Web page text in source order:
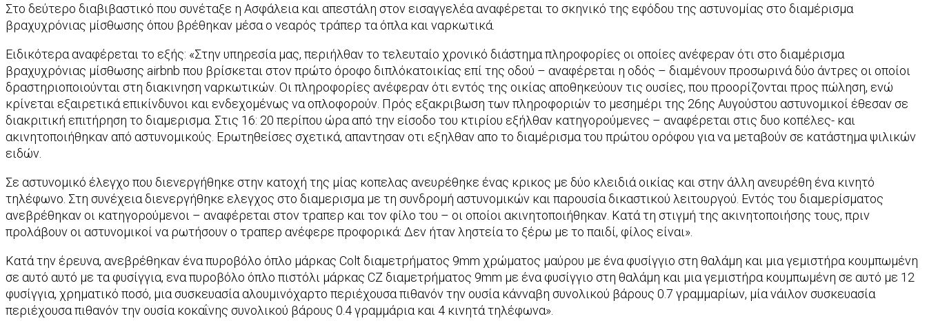
Στο δεύτερο διαβιβαστικό που συνέταξε η Ασφάλεια και απεστάλη στον εισαγγελέα αναφέρεται το σκηνικό της εφόδου της αστυνομίας στο διαμέρισμα
βραχυχρόνιας μίσθωσης όπου βρέθηκαν μέσα ο νεαρός τράπερ τα όπλα και ναρκωτικά.
Ειδικότερα αναφέρεται το εξής: «Στην υπηρεσία μας, περιήλθαν το τελευταίο χρονικό διάστημα πληροφορίες οι οποίες ανέφεραν ότι στο διαμέρισμα
βραχυχρόνιας μίσθωσης airbnb που βρίσκεται στον πρώτο όροφο διπλόκατοικίας επί της οδού – αναφέρεται η οδός – διαμένουν προσωρινά δύο άντρες οι οποίοι
δραστηριοποιούνται στη διακινηση ναρκωτικών. Οι πληροφορίες ανέφεραν ότι εντός της οικίας αποθηκεύουν τις ουσίες, που προορίζονται προς πώληση, ενώ
κρίνεται εξαιρετικά επικίνδυνοι και ενδεχομένως να οπλοφορούν. Πρός εξακριβωση των πληροφοριών το μεσημέρι της 26ης Αυγούστου αστυνομικοί έθεσαν σε
διακριτική επιτήρηση το διαμερισμα. Στις 16: 20 περίπου ώρα από την είσοδο του κτιρίου εξήλθαν κατηγορούμενες – αναφέρεται στις δυο κοπέλες- και
ακινητοποιήθηκαν από αστυνομικούς. Ερωτηθείσες σχετικά, απαντησαν οτι εξηλθαν απο το διαμέρισμα του πρώτου ορόφου για να μεταβούν σε κατάστημα ψιλικών
ειδών.
Σε αστυνομικό έλεγχο που διενεργήθηκε στην κατοχή της μίας κοπελας ανευρέθηκε ένας κρικος με δύο κλειδιά οικίας και στην άλλη ανευρέθη ένα κινητό
τηλέφωνο. Στη συνέχεια διενεργήθηκε ελεγχος στο διαμερισμα με τη συνδρομή αστυνομικών και παρουσία δικαστικού λειτουργού. Εντός του διαμερίσματος
ανεβρέθηκαν οι κατηγορούμενοι – αναφέρεται στον τραπερ και τον φίλο του – οι οποίοι ακινητοποιήθηκαν. Κατά τη στιγμή της ακινητοποιήσης τους, πριν
προλάβουν οι αστυνομικοί να ρωτήσουν ο τραπερ ανέφερε προφορικά: Δεν ήταν ληστεία το ξέρω με το παιδί, φίλος είναι».
Κατά την έρευνα, ανεβρέθηκαν ένα πυροβόλο όπλο μάρκας Colt διαμετρήματος 9mm χρώματος μαύρου με ένα φυσίγγιο στη θαλάμη και μια γεμιστήρα κουμπωμένη
σε αυτό αυτό με τα φυσίγγια, ενα πυροβόλο όπλο πιστόλι μάρκας CZ διαμετρήματος 9mm με ένα φυσίγγιο στη θαλάμη και μια γεμιστήρα κουμπωμένη σε αυτό με 12
φυσίγγια, χρηματικό ποσό, μια συσκευασία αλουμινόχαρτο περιέχουσα πιθανόν την ουσία κάνναβη συνολικού βάρους 0.7 γραμμαρίων, μία νάιλον συσκευασία
περιέχουσα πιθανόν την ουσία κοκαΐνης συνολικού βάρους 0.4 γραμμάρια και 4 κινητά τηλέφωνα».